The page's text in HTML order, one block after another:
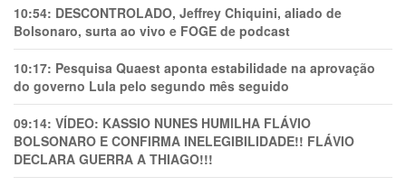
10:54: DESCONTROLADO, Jeffrey Chiquini, aliado de
Bolsonaro, surta ao vivo e FOGE de podcast
10:17: Pesquisa Quaest aponta estabilidade na aprovação
do governo Lula pelo segundo mês seguido
09:14: VÍDEO: KASSIO NUNES HUMlLHA FLÁVIO
BOLSONARO E CONFIRMA INELEGIBILIDADE!! FLÁVIO
DECLARA GUERRA A THIAGO!!!